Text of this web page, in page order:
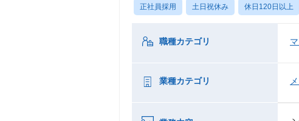
正社員採用 土日祝休み 休日120日以上
職種カテゴリ
業種カテゴリ